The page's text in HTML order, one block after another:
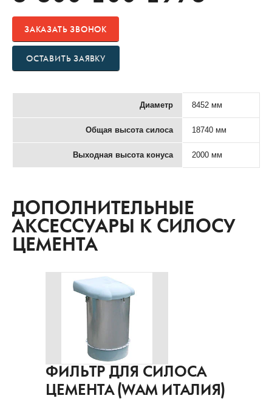
ЗАКАЗАТЬ ЗВОНОК
ОСТАВИТЬ ЗАЯВКУ
Диаметр 8452 мм
Общая высота силоса 18740 мм
Выходная высота конуса 2000 мм
ДОПОЛНИТЕЛЬНЫЕ
АКСЕССУАРЫ К СИЛОСУ
ЦЕМЕНТА
ФИЛЬТР ДЛЯ СИЛОСА
ЦЕМЕНТА (WAM ИТАЛИЯ)